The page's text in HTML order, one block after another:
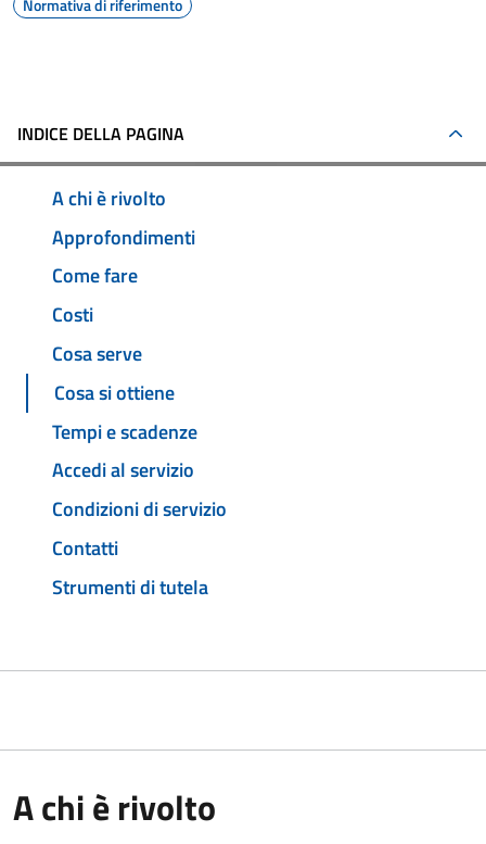
Normativa di riferimento
INDICE DELLA PAGINA
A chi è rivolto
Approfondimenti
Come fare
Costi
Cosa serve
Cosa si ottiene
Tempi e scadenze
Accedi al servizio
Condizioni di servizio
Contatti
Strumenti di tutela
A chi è rivolto